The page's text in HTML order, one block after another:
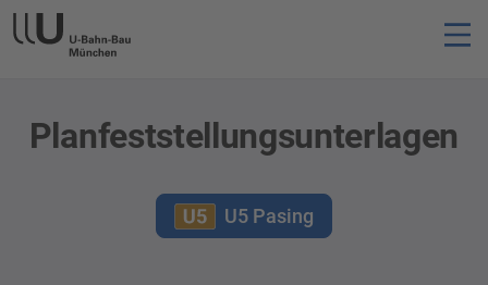
Planfeststellungsunterlagen
U5 Pasing